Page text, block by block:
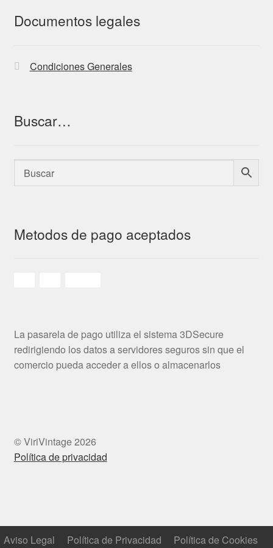
Documentos legales
Condiciones Generales
Buscar…
Metodos de pago aceptados
La pasarela de pago utiliza el sistema 3DSecure
redirigiendo los datos a servidores seguros sin que el
comercio pueda acceder a ellos o almacenarlos
© ViriVintage 2026
Política de privacidad
Aviso Legal Política de Privacidad Política de Cookies